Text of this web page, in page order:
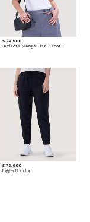
$ 29.900
Camiseta Manga Sisa Escotada
$ 79.900
Jogger Unicolor